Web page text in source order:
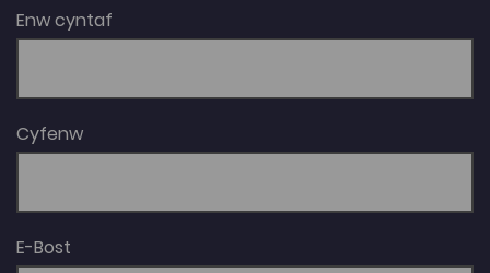
Enw cyntaf
Cyfenw
E-Bost